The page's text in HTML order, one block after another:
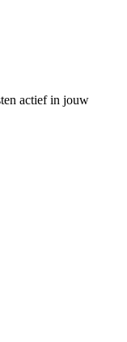
actief in jouw